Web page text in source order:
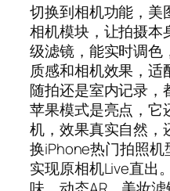
切换到相机功能，美
相机模块，让拍摄本
级滤镜，能实时调色
质感和相机效果，
随拍还是室内记录，
苹果模式是亮点，它
机，效果真实自然，
换iPhone热门拍照
实现原相机Live直出